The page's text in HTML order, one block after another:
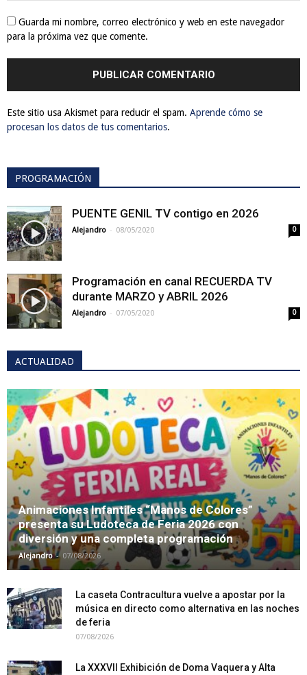
Guarda mi nombre, correo electrónico y web en este navegador
para la próxima vez que comente.
Este sitio usa Akismet para reducir el spam. Aprende cómo se
procesan los datos de tus comentarios.
PROGRAMACIÓN
PUENTE GENIL TV contigo en 2026
Alejandro - 08/05/2020 0
Programación en canal RECUERDA TV
durante MARZO y ABRIL 2026
Alejandro - 07/05/2020 0
ACTUALIDAD
Animaciones Infantiles “Manos de Colores”
presenta su Ludoteca de Feria 2026 con
diversión y una completa programación
Alejandro - 07/08/2026
La caseta Contracultura vuelve a apostar por la
música en directo como alternativa en las noches
de feria
07/08/2026
La XXXVII Exhibición de Doma Vaquera y Alta